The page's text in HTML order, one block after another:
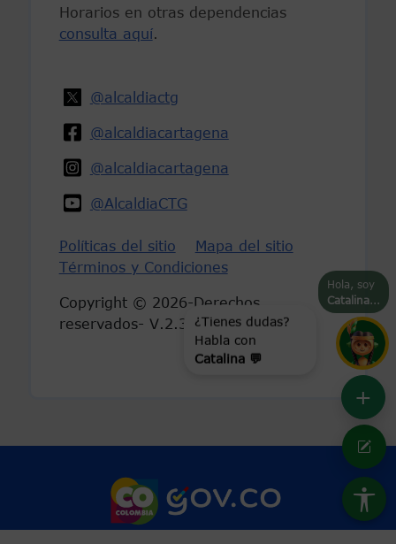
+
Hola, soy
Catalina...
¿Tienes dudas?
Habla con
Catalina 💬
Horarios en otras dependencias
consulta aquí.
@alcaldiactg
@alcaldiacartagena
@alcaldiacartagena
@AlcaldiaCTG
Políticas del sitio
Mapa del sitio
Términos y Condiciones
Copyright © 2026-Derechos
reservados- V.2.3
Marca Colombia
Logo Gobierno